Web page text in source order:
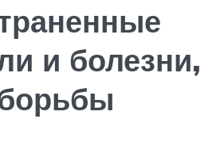
и болезни,